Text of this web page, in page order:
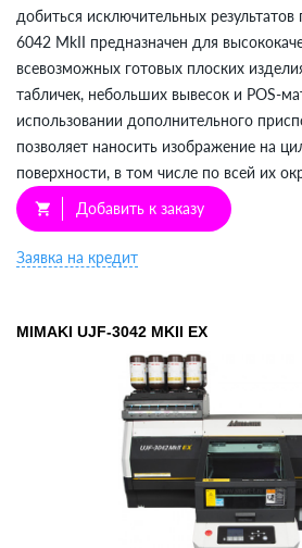
добиться исключительных
6042 MkII предназначен для
всевозможных готовых плоских
табличек, небольших вывесок и POS-
использовании дополнительного
позволяет наносить изображение на
поверхности, в том числе по всей их
shopping_cart Добавить к заказу
Заявка на кредит
MIMAKI UJF-3042 MKII EX